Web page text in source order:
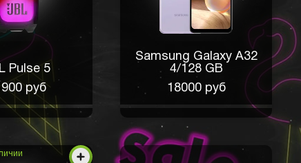
Pulse 5
руб
Samsung Galaxy A32
4/128 GB
18000 руб